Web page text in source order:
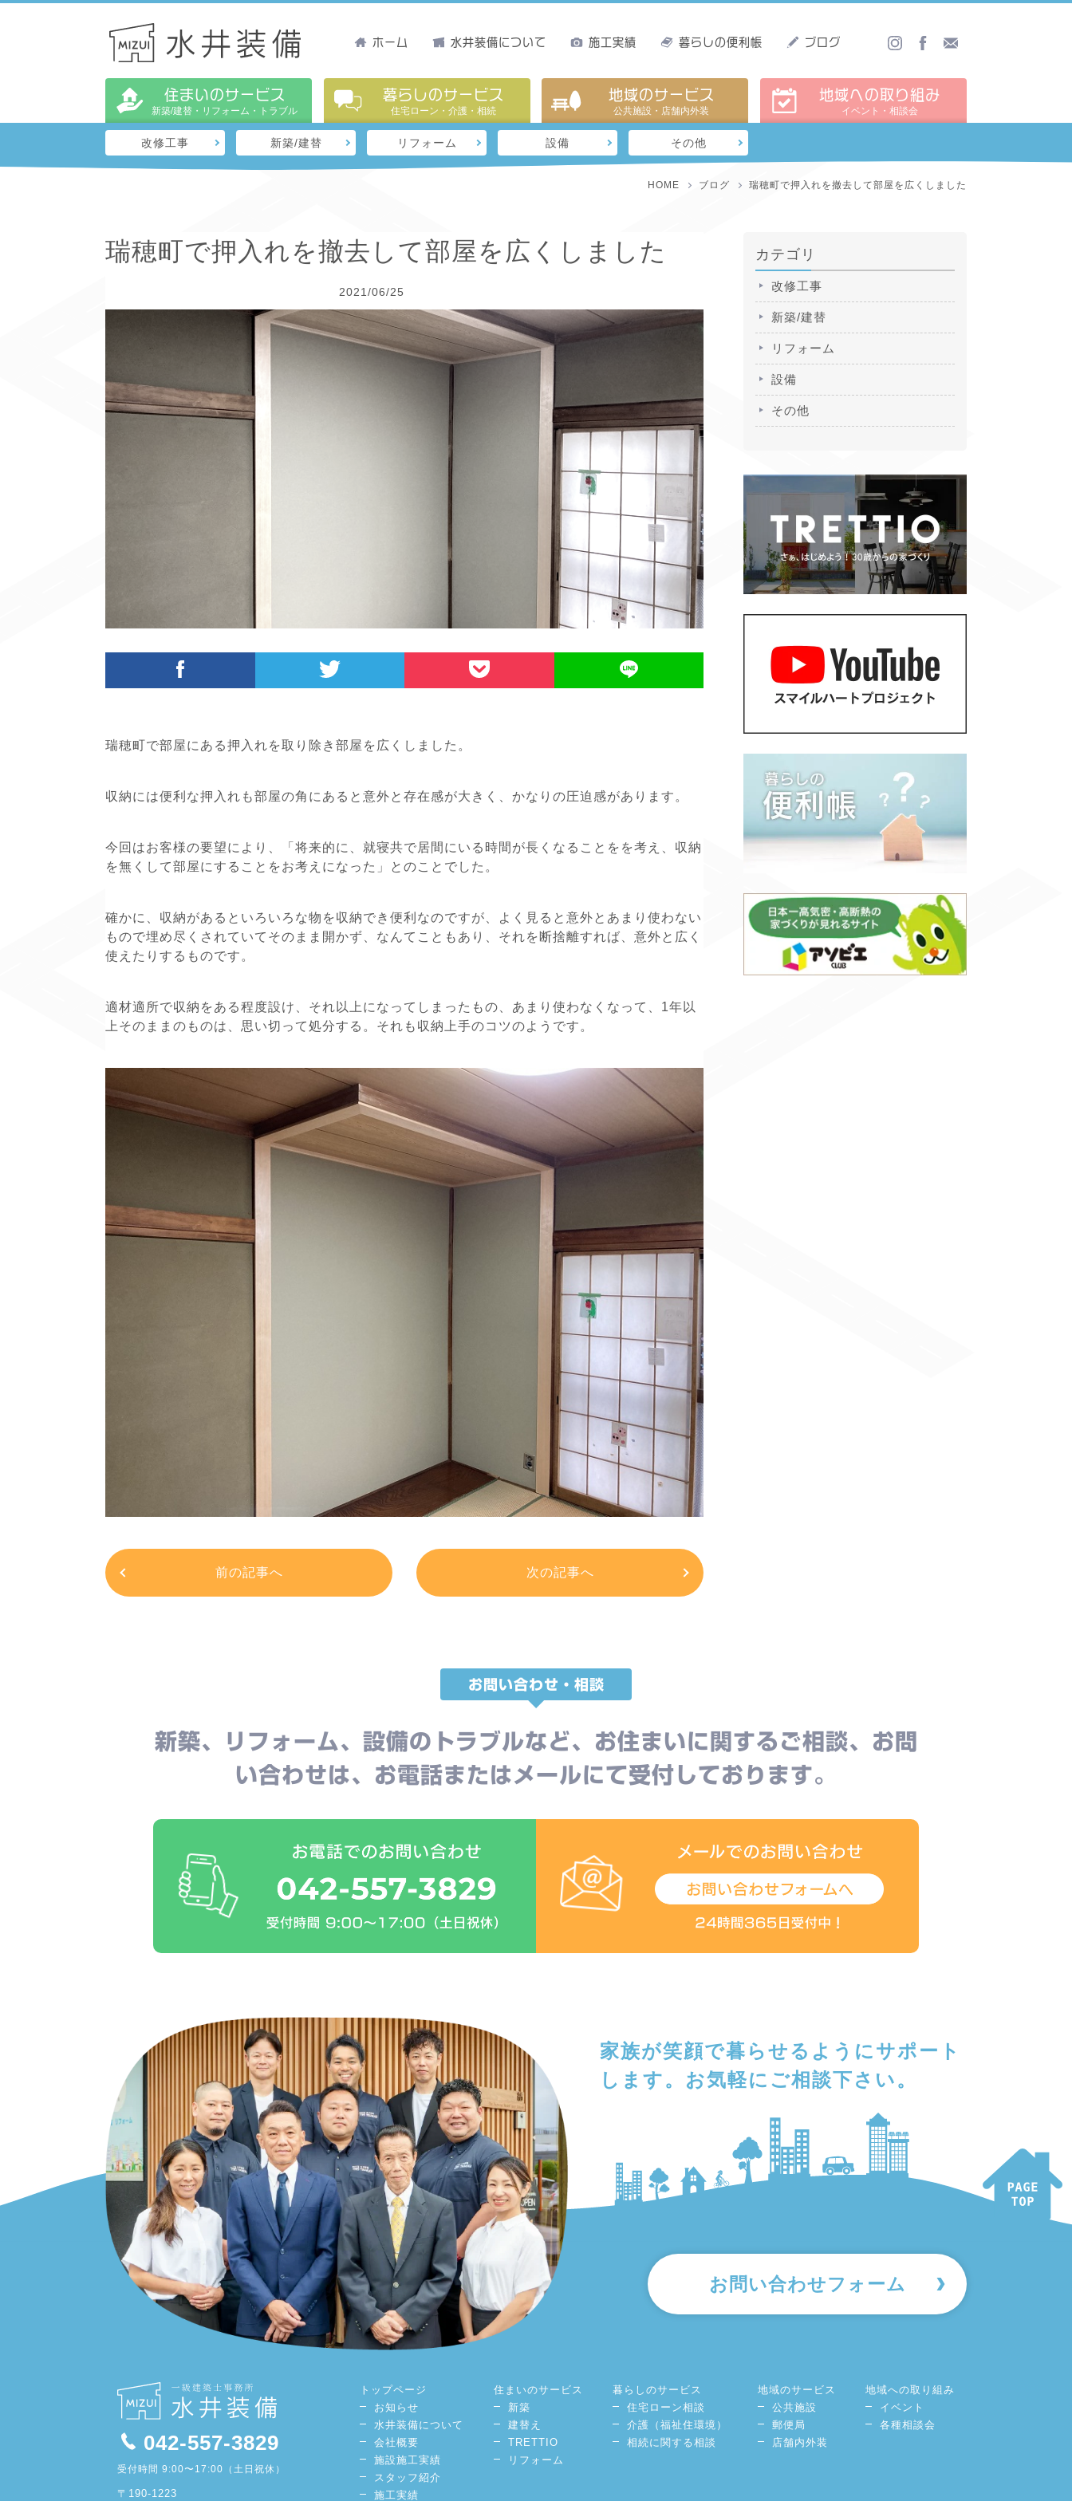
ホーム 水井装備について 施工実績 暮らしの便利帳 ブログ
住まいのサービス
新築/建替・リフォーム・トラブル
暮らしのサービス
住宅ローン・介護・相続
地域のサービス
公共施設・店舗内外装
地域への取り組み
イベント・相談会
改修工事 新築/建替 リフォーム 設備 その他
HOME ブログ 瑞穂町で押入れを撤去して部屋を広くしました
瑞穂町で押入れを撤去して部屋を広くしました
2021/06/25
瑞穂町で部屋にある押入れを取り除き部屋を広くしました。
収納には便利な押入れも部屋の角にあると意外と存在感が大きく、かなりの圧迫感があります。
今回はお客様の要望により、「将来的に、就寝共で居間にいる時間が長くなることをを考え、収納
を無くして部屋にすることをお考えになった」とのことでした。
確かに、収納があるといろいろな物を収納でき便利なのですが、よく見ると意外とあまり使わない
もので埋め尽くされていてそのまま開かず、なんてこともあり、それを断捨離すれば、意外と広く
使えたりするものです。
適材適所で収納をある程度設け、それ以上になってしまったもの、あまり使わなくなって、1年以
上そのままのものは、思い切って処分する。それも収納上手のコツのようです。
前の記事へ 次の記事へ
カテゴリ
改修工事
新築/建替
リフォーム
設備
その他
お問い合わせ・相談
新築、リフォーム、設備のトラブルなど、お住まいに関するご相談、お問
い合わせは、お電話またはメールにて受付しております。
家族が笑顔で暮らせるようにサポート
します。 お気軽にご相談下さい。
お問い合わせフォーム
042-557-3829
受付時間 9:00〜17:00（土日祝休）
〒190-1223
トップページ
お知らせ
水井装備について
会社概要
施設施工実績
スタッフ紹介
施工実績
住まいのサービス
新築
建替え
TRETTIO
リフォーム
暮らしのサービス
住宅ローン相談
介護（福祉住環境）
相続に関する相談
地域のサービス
公共施設
郵便局
店舗内外装
地域への取り組み
イベント
各種相談会